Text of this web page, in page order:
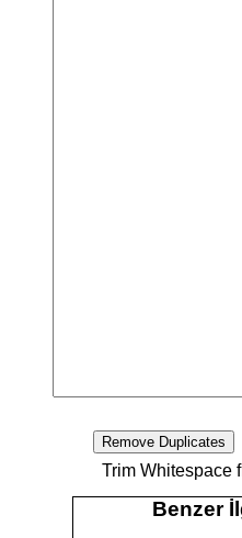
Remove Duplicates
Trim Whitespace
Benzer